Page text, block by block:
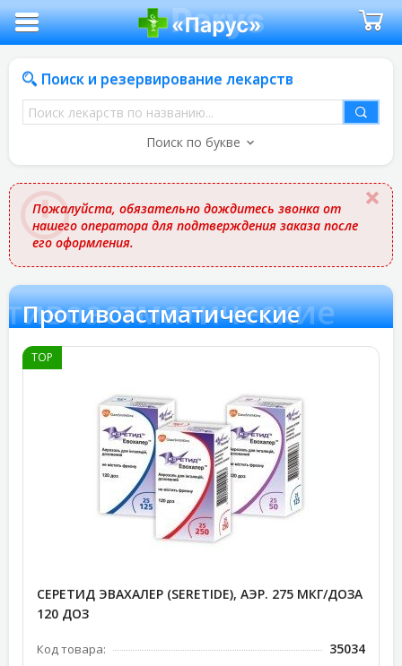
Поиск и резервирование лекарств
Поиск
лекарств
названию
Поиск по букве
Пожалуйста, обязательно дождитесь звонка от
нашего оператора для подтверждения заказа после
его оформления.
Противоастматические
TOP
СЕРЕТИД ЭВАХАЛЕР (SERETIDE), АЭР. 275 МКГ/ДОЗА
120 ДОЗ
Код товара: 35034